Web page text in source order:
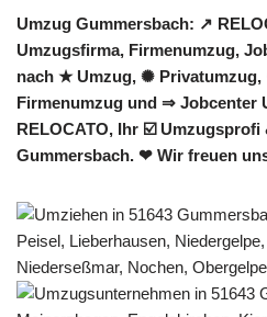
Umzug Gummersbach: ↗️
Umzugsfirma, Firmenumzug,
nach ★ Umzug, ✺
Firmenumzug und ⇒ Jobcenter
RELOCATO, Ihr ☑️
Gummersbach. ❤ Wir freuen